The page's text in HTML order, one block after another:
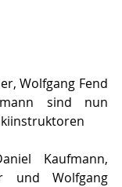
Wolfgang Fend
sind nun
Kaufmann,
und Wolfgang